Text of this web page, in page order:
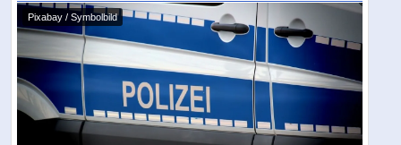
Pixabay / Symbolbild